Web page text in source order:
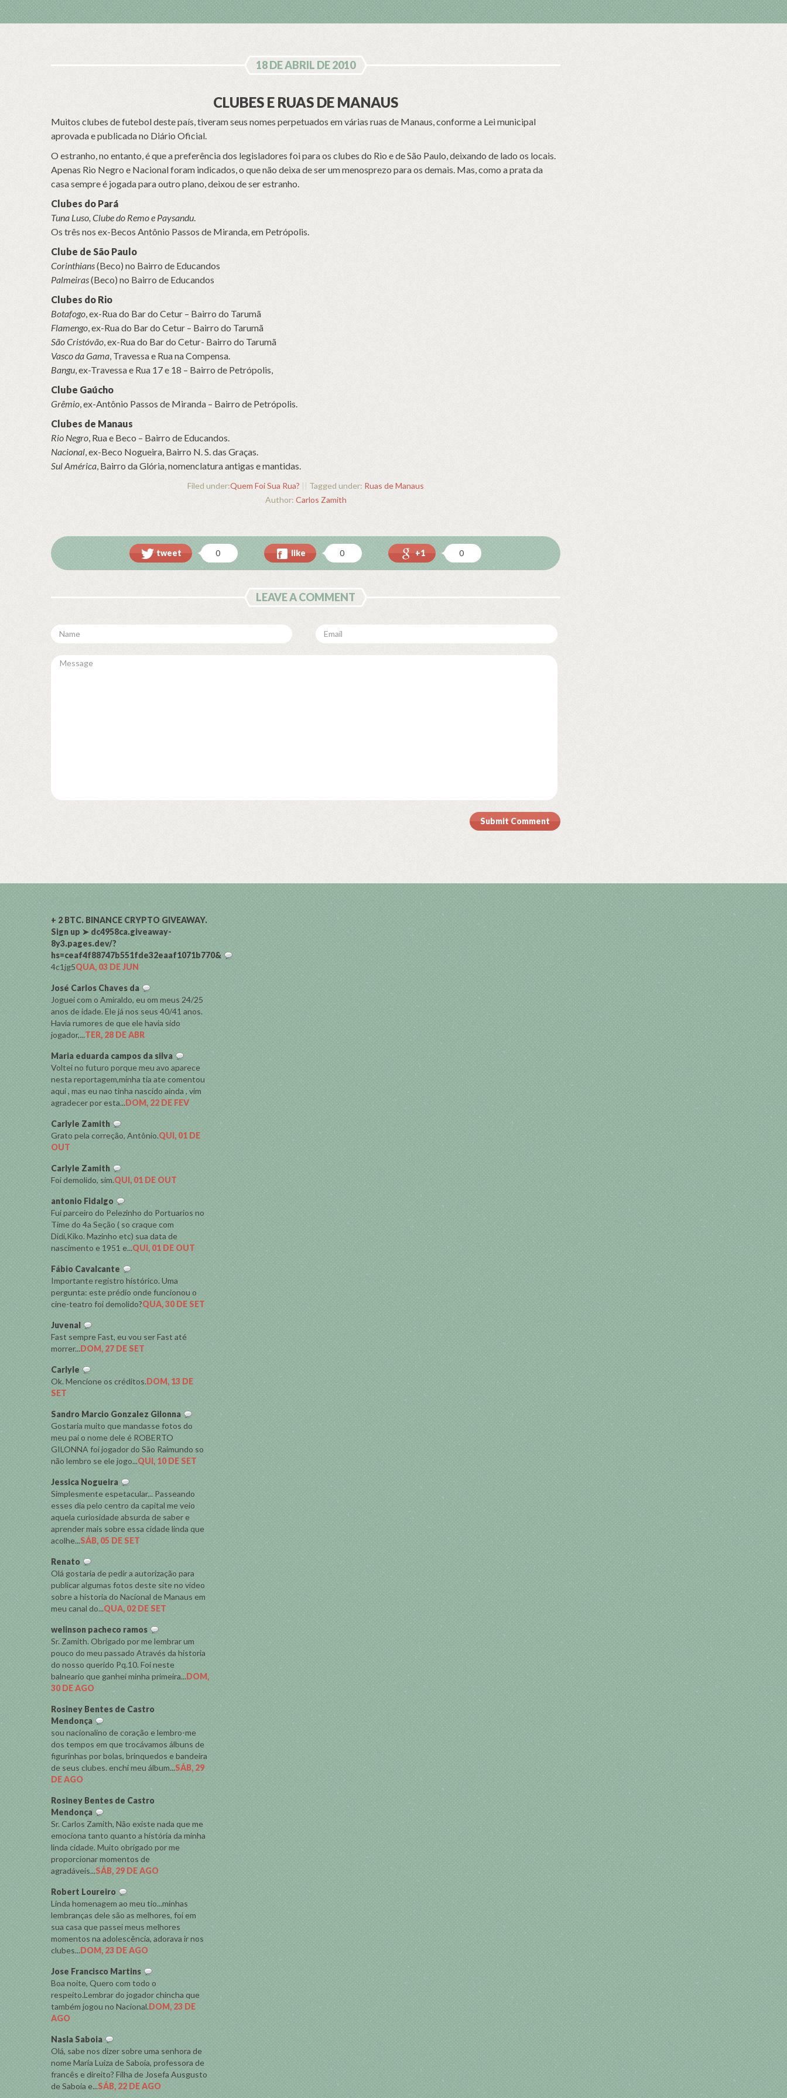
18 DE ABRIL DE 2010
CLUBES E RUAS DE MANAUS
Muitos clubes de futebol deste país, tiveram seus nomes perpetuados em várias ruas de Manaus, conforme a Lei municipal
aprovada e publicada no Diário Oficial.
O estranho, no entanto, é que a preferência dos legisladores foi para os clubes do Rio e de São Paulo, deixando de lado os locais.
Apenas Rio Negro e Nacional foram indicados, o que não deixa de ser um menosprezo para os demais. Mas, como a prata da
casa sempre é jogada para outro plano, deixou de ser estranho.
Clubes do Pará
Tuna Luso, Clube do Remo e Paysandu.
Os três nos ex-Becos Antônio Passos de Miranda, em Petrópolis.
Clube de São Paulo
Corinthians(Beco) no Bairro de Educandos
Palmeiras(Beco) no Bairro de Educandos
Clubes do Rio
Botafogo, ex-Rua do Bar do Cetur – Bairro do Tarumã
Flamengo, ex-Rua do Bar do Cetur – Bairro do Tarumã
São Cristóvão, ex-Rua do Bar do Cetur- Bairro do Tarumã
Vasco da Gama, Travessa e Rua na Compensa.
Bangu, ex-Travessa e Rua 17 e 18 – Bairro de Petrópolis,
Clube Gaúcho
Grêmio, ex-Antônio Passos de Miranda – Bairro de Petrópolis.
Clubes de Manaus
Rio Negro, Rua e Beco – Bairro de Educandos.
Nacional, ex-Beco Nogueira, Bairro N. S. das Graças.
Sul América, Bairro da Glória, nomenclatura antigas e mantidas.
Filed under:Quem Foi Sua Rua? || Tagged under: Ruas de Manaus
Author: Carlos Zamith
tweet 0 like 0 +1 0
LEAVE A COMMENT
Submit Comment
+ 2 BTC. BINANCE CRYPTO GIVEAWAY.
Sign up ➤ dc4958ca.giveaway-
8y3.pages.dev/?
hs=ceaf4f88747b551fde32eaaf1071b770&
4c1jg5QUA, 03 DE JUN
José Carlos Chaves da
Joguei com o Amiraldo, eu om meus 24/25
anos de idade. Ele já nos seus 40/41 anos.
Havia rumores de que ele havia sido
jogador,...TER, 28 DE ABR
Maria eduarda campos da silva
Voltei no futuro porque meu avo aparece
nesta reportagem,minha tia ate comentou
aqui , mas eu nao tinha nascido ainda , vim
agradecer por esta...DOM, 22 DE FEV
Carlyle Zamith
Grato pela correção, Antônio.QUI, 01 DE
OUT
Carlyle Zamith
Foi demolido, sim.QUI, 01 DE OUT
antonio Fidalgo
Fui parceiro do Pelezinho do Portuarios no
Time do 4a Seção ( so craque com
Didi,Kiko. Mazinho etc) sua data de
nascimento e 1951 e...QUI, 01 DE OUT
Fábio Cavalcante
Importante registro histórico. Uma
pergunta: este prédio onde funcionou o
cine-teatro foi demolido?QUA, 30 DE SET
Juvenal
Fast sempre Fast, eu vou ser Fast até
morrer...DOM, 27 DE SET
Carlyle
Ok. Mencione os créditos.DOM, 13 DE
SET
Sandro Marcio Gonzalez Gilonna
Gostaria muito que mandasse fotos do
meu pai o nome dele é ROBERTO
GILONNA foi jogador do São Raimundo so
não lembro se ele jogo...QUI, 10 DE SET
Jessica Nogueira
Simplesmente espetacular... Passeando
esses dia pelo centro da capital me veio
aquela curiosidade absurda de saber e
aprender mais sobre essa cidade linda que
acolhe...SÁB, 05 DE SET
Renato
Olá gostaria de pedir a autorização para
publicar algumas fotos deste site no video
sobre a historia do Nacional de Manaus em
meu canal do...QUA, 02 DE SET
welinson pacheco ramos
Sr. Zamith. Obrigado por me lembrar um
pouco do meu passado Através da historia
do nosso querido Pq.10. Foi neste
balneario que ganhei minha primeira...DOM,
30 DE AGO
Rosiney Bentes de Castro
Mendonça
sou nacionalino de coração e lembro-me
dos tempos em que trocávamos álbuns de
figurinhas por bolas, brinquedos e bandeira
de seus clubes. enchi meu álbum...SÁB, 29
DE AGO
Rosiney Bentes de Castro
Mendonça
Sr. Carlos Zamith, Não existe nada que me
emociona tanto quanto a história da minha
linda cidade. Muito obrigado por me
proporcionar momentos de
agradáveis...SÁB, 29 DE AGO
Robert Loureiro
Linda homenagem ao meu tio...minhas
lembranças dele são as melhores, foi em
sua casa que passei meus melhores
momentos na adolescência, adorava ir nos
clubes...DOM, 23 DE AGO
Jose Francisco Martins
Boa noite, Quero com todo o
respeito.Lembrar do jogador chincha que
também jogou no Nacional.DOM, 23 DE
AGO
Nasla Saboia
Olá, sabe nos dizer sobre uma senhora de
nome Maria Luiza de Saboia, professora de
francês e direito? Filha de Josefa Ausgusto
de Saboia e...SÁB, 22 DE AGO